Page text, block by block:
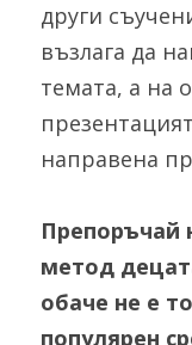
други
възлага да
темата, а на
направена
Препоръчай
метод
обаче не е
популярен